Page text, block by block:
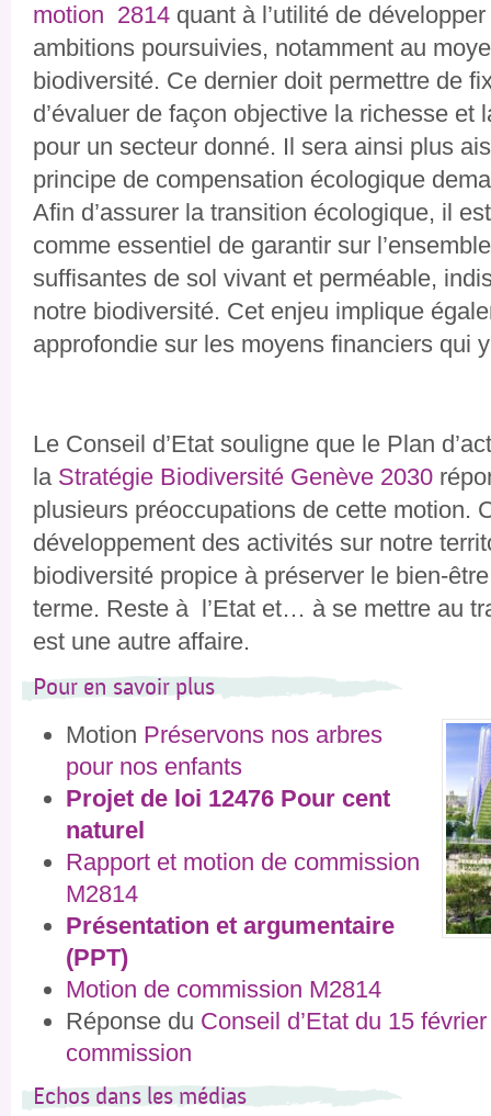
motion 2814 quant à l’utilité de
ambitions poursuivies, notamment au
biodiversité. Ce dernier doit permettre de
d’évaluer de façon objective la richesse et
pour un secteur donné. Il sera ainsi plus
principe de compensation écologique
Afin d’assurer la transition écologique, il
comme essentiel de garantir sur
suffisantes de sol vivant et perméable,
notre biodiversité. Cet enjeu implique
approfondie sur les moyens financiers qui
Le Conseil d’Etat souligne que le Plan
la Stratégie Biodiversité Genève 2030
plusieurs préoccupations de cette motion.
développement des activités sur notre
biodiversité propice à préserver le bien-
terme. Reste à l’Etat et… à se mettre au
est une autre affaire.
Pour en savoir plus
Motion Préservons nos arbres
pour nos enfants
Projet de loi 12476 Pour cent
naturel
Rapport et motion de commission
M2814
Présentation et argumentaire
(PPT)
Motion de commission M2814
Réponse du Conseil d’Etat du 15
commission
Echos dans les médias